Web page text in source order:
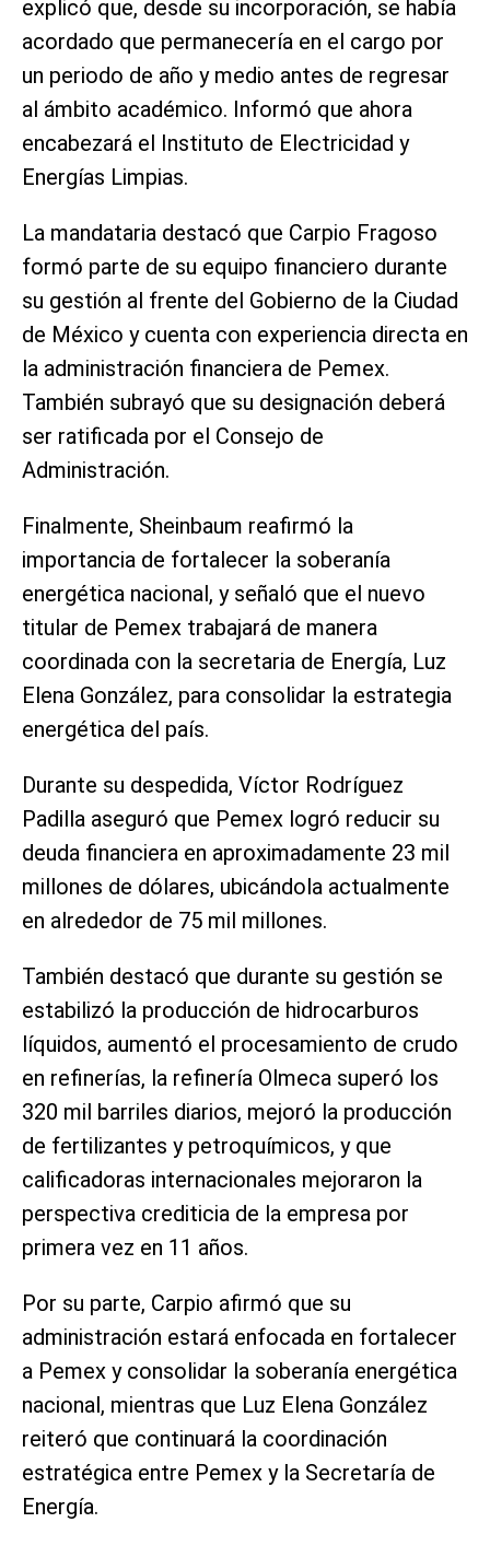
explicó que, desde su incorporación, se había
acordado que permanecería en el cargo por
un periodo de año y medio antes de regresar
al ámbito académico. Informó que ahora
encabezará el Instituto de Electricidad y
Energías Limpias.
La mandataria destacó que Carpio Fragoso
formó parte de su equipo financiero durante
su gestión al frente del Gobierno de la Ciudad
de México y cuenta con experiencia directa en
la administración financiera de Pemex.
También subrayó que su designación deberá
ser ratificada por el Consejo de
Administración.
Finalmente, Sheinbaum reafirmó la
importancia de fortalecer la soberanía
energética nacional, y señaló que el nuevo
titular de Pemex trabajará de manera
coordinada con la secretaria de Energía, Luz
Elena González, para consolidar la estrategia
energética del país.
Durante su despedida, Víctor Rodríguez
Padilla aseguró que Pemex logró reducir su
deuda financiera en aproximadamente 23 mil
millones de dólares, ubicándola actualmente
en alrededor de 75 mil millones.
También destacó que durante su gestión se
estabilizó la producción de hidrocarburos
líquidos, aumentó el procesamiento de crudo
en refinerías, la refinería Olmeca superó los
320 mil barriles diarios, mejoró la producción
de fertilizantes y petroquímicos, y que
calificadoras internacionales mejoraron la
perspectiva crediticia de la empresa por
primera vez en 11 años.
Por su parte, Carpio afirmó que su
administración estará enfocada en fortalecer
a Pemex y consolidar la soberanía energética
nacional, mientras que Luz Elena González
reiteró que continuará la coordinación
estratégica entre Pemex y la Secretaría de
Energía.